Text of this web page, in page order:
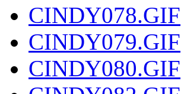
CINDY078.GIF
CINDY079.GIF
CINDY080.GIF